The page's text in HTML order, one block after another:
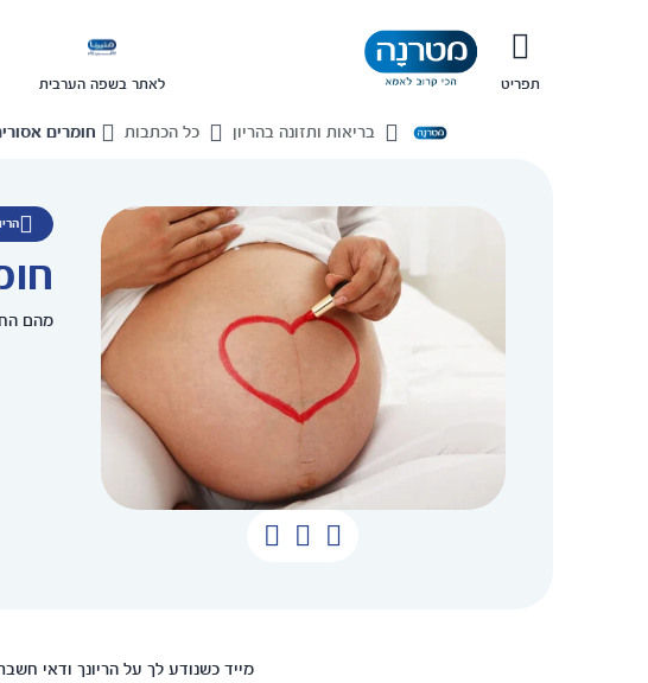
תפריט לאתר בשפה הערבית
בית
בריאות ותזונה בהריון כל הכתבות חומרים
מהם
מייד כשנודע לך על הריונך ודאי